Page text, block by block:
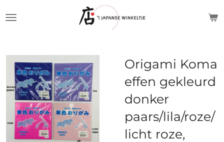
de
hoofdinhoud
Origami Koma
effen gekleurd
donker
paars/lila/roze/
licht roze,